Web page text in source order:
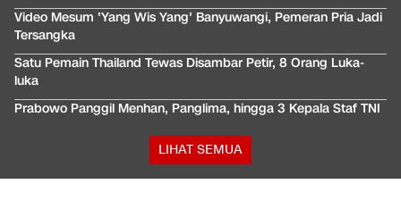
Video Mesum 'Yang Wis Yang' Banyuwangi, Pemeran Pria Jadi
Tersangka
Satu Pemain Thailand Tewas Disambar Petir, 8 Orang Luka-
luka
Prabowo Panggil Menhan, Panglima, hingga 3 Kepala Staf TNI
LIHAT SEMUA